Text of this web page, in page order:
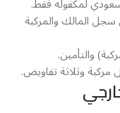
المالك والمركبة
والتأمين.
وثلاثة تفاويض.